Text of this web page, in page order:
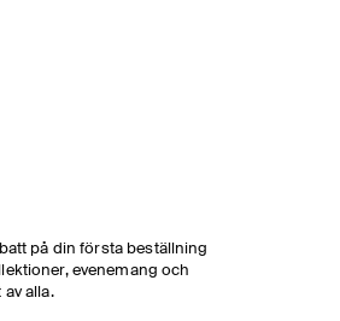
på din första beställning
evenemang och
alla.